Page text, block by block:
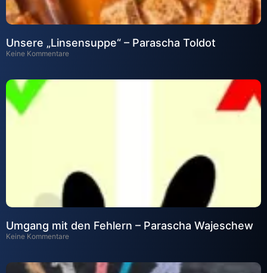
Unsere „Linsensuppe“ – Parascha Toldot
Keine Kommentare
Umgang mit den Fehlern – Parascha Wajeschew
Keine Kommentare